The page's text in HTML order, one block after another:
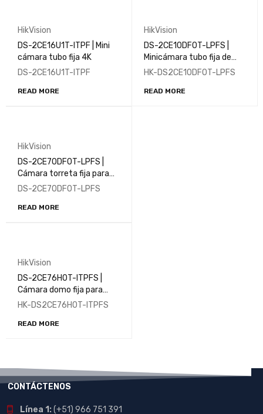
HikVision
DS-2CE16U1T-ITPF | Mini
cámara tubo fija 4K
DS-2CE16U1T-ITPF
READ MORE
HikVision
DS-2CE10DF0T-LPFS |
Minicámara tubo fija de
2MP con luz híbrida
HK-DS2CE10DF0T-LPFS
READ MORE
HikVision
DS-2CE70DF0T-LPFS |
Cámara torreta fija para
interiores con luz híbrida
ColorVu
DS-2CE70DF0T-LPFS
READ MORE
HikVision
DS-2CE76H0T-ITPFS |
Cámara domo fija para
interiores con audio de
HK-DS2CE76H0T-ITPFS
READ MORE
CONTÁCTENOS
Línea 1:(+51) 966 751 391